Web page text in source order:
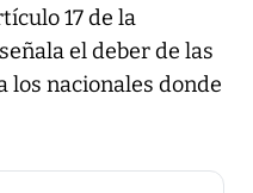
17 de la
el deber de las
los nacionales donde